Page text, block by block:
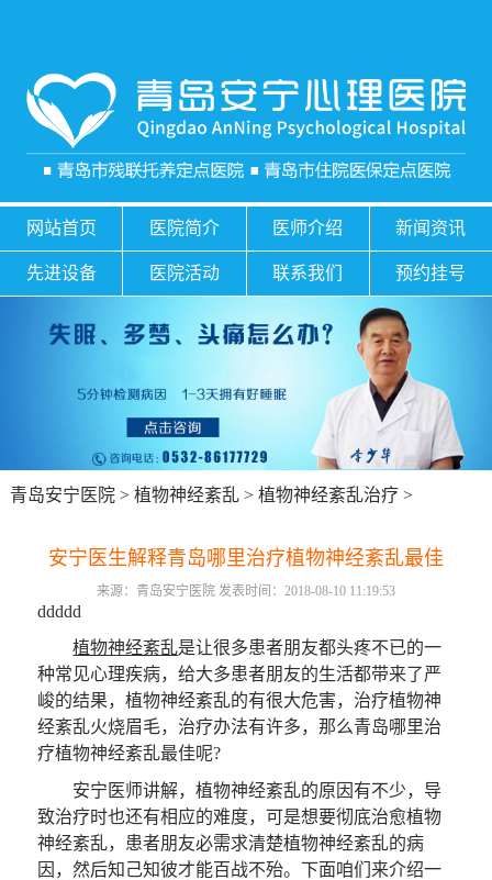
网站首页 医院简介 医师介绍 新闻资讯
先进设备 医院活动 联系我们 预约挂号
青岛安宁医院> 植物神经紊乱> 植物神经紊乱治疗>
安宁医生解释青岛哪里治疗植物神经紊乱最佳
来源：青岛安宁医院 发表时间：2018-08-10 11:19:53
ddddd
植物神经紊乱是让很多患者朋友都头疼不已的一
种常见心理疾病，给大多患者朋友的生活都带来了严
峻的结果，植物神经紊乱的有很大危害，治疗植物神
经紊乱火烧眉毛，治疗办法有许多，那么青岛哪里治
疗植物神经紊乱最佳呢?
安宁医师讲解，植物神经紊乱的原因有不少，导
致治疗时也还有相应的难度，可是想要彻底治愈植物
神经紊乱，患者朋友必需求清楚植物神经紊乱的病
因，然后知己知彼才能百战不殆。下面咱们来介绍一